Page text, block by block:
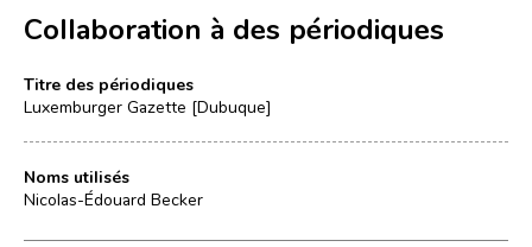
Collaboration à des périodiques
Titre des périodiques
Luxemburger Gazette [Dubuque]
Noms utilisés
Nicolas-Édouard Becker